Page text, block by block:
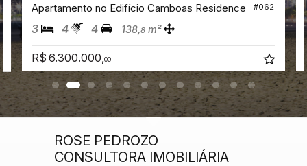
#062
Apartamento no Edifício Camboas Residence
3 4 4 138,8 m²
R$ 6.300.000,00
ROSE PEDROZO
CONSULTORA IMOBILIÁRIA